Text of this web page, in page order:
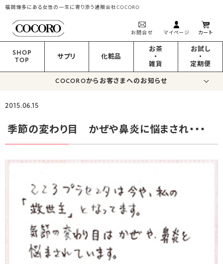
福岡博多にある女性の一生に寄り添う通販会社COCORO
お問合せ マイページ カート
SHOP
TOP
サプリ 化粧品
お茶
・
雑貨
お試し
・
定期便
COCOROからお客さまへのお知らせ
2015.06.15
季節の変わり目 かぜや鼻炎に悩まされ・・・